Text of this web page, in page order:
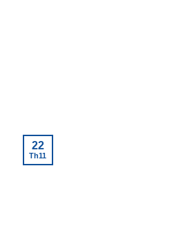
22
Th11